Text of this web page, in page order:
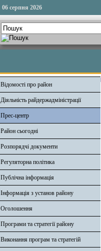
06 серпня 2026
Відомості про район
Діяльність райдержадміністрації
Прес-центр
Район сьогодні
Розпорядчі документи
Регуляторна політика
Публічна інформація
Інформація з установ району
Оголошення
Програми та стратегії району
Виконання програм та стратегій